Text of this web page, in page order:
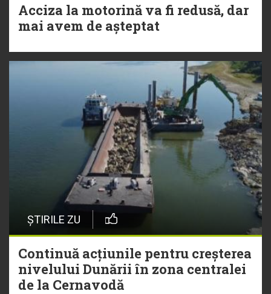
Acciza la motorină va fi redusă, dar
mai avem de așteptat
ȘTIRILE ZU
Continuă acțiunile pentru creșterea
nivelului Dunării în zona centralei
de la Cernavodă